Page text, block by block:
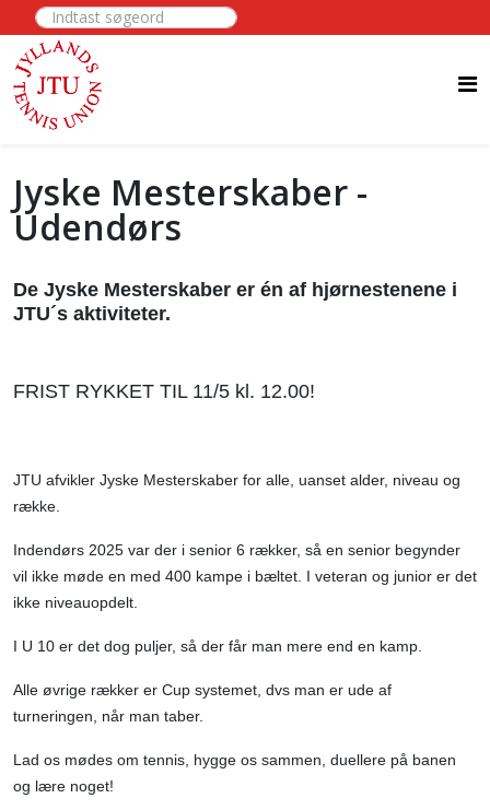
Indtast søgeord
Jyske Mesterskaber -
Udendørs
De Jyske Mesterskaber er én af hjørnestenene i
JTU´s aktiviteter.
FRIST RYKKET TIL 11/5 kl. 12.00!
JTU afvikler Jyske Mesterskaber for alle, uanset alder, niveau og
række.
Indendørs 2025 var der i senior 6 rækker, så en senior begynder
vil ikke møde en med 400 kampe i bæltet. I veteran og junior er det
ikke niveauopdelt.
I U 10 er det dog puljer, så der får man mere end en kamp.
Alle øvrige rækker er Cup systemet, dvs man er ude af
turneringen, når man taber.
Lad os mødes om tennis, hygge os sammen, duellere på banen
og lære noget!